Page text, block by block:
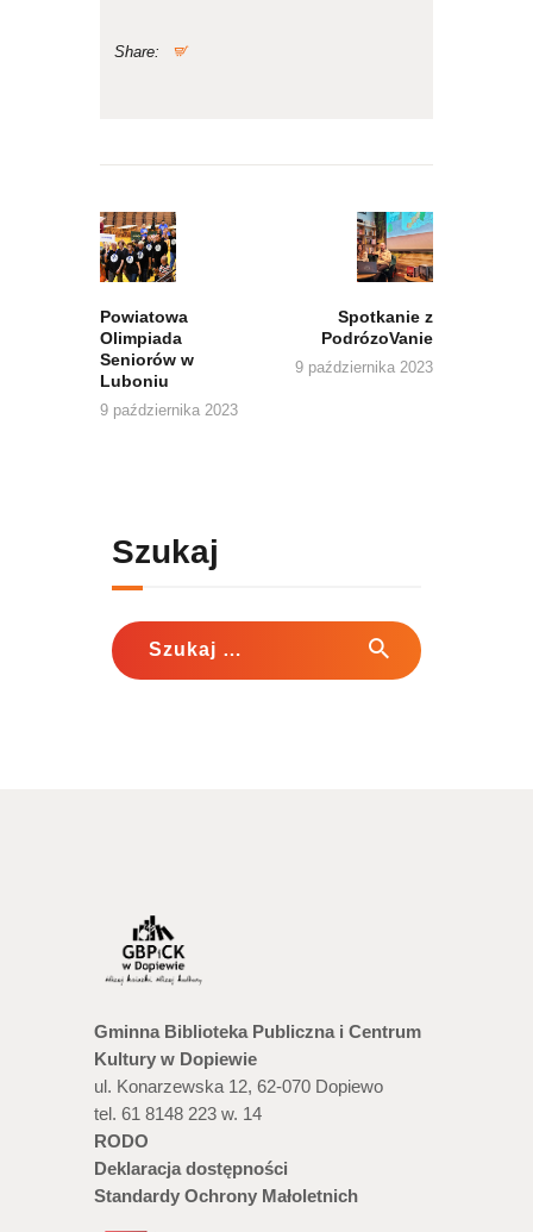
Share:
wpisu
Powiatowa
Olimpiada
Seniorów w
Luboniu
9 października 2023
Spotkanie z
PodrózoVanie
9 października 2023
Szukaj
Szukaj:
Gminna Biblioteka Publiczna i Centrum
Kultury w Dopiewie
ul. Konarzewska 12, 62-070 Dopiewo
tel. 61 8148 223 w. 14
RODO
Deklaracja dostępności
Standardy Ochrony Małoletnich